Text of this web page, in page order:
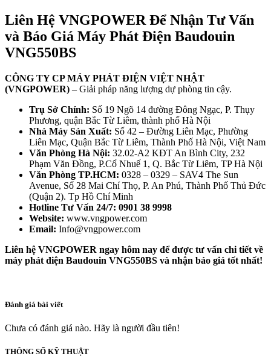
Liên Hệ VNGPOWER Để Nhận Tư Vấn
và Báo Giá Máy Phát Điện Baudouin
VNG550BS
CÔNG TY CP MÁY PHÁT ĐIỆN VIỆT NHẬT
(VNGPOWER) – Giải pháp năng lượng dự phòng tin cậy.
Trụ Sở Chính: Số 19 Ngõ 14 đường Đông Ngạc, P. Thụy
Phương, quận Bắc Từ Liêm, thành phố Hà Nội
Nhà Máy Sản Xuất: Số 42 – Đường Liên Mạc, Phường
Liên Mạc, Quận Bắc Từ Liêm, Thành Phố Hà Nội, Việt Nam
Văn Phòng Hà Nội: 32.02-A2 KĐT An Bình City, 232
Phạm Văn Đồng, P.Cổ Nhuế 1, Q. Bắc Từ Liêm, TP Hà Nội
Văn Phòng TP.HCM: 0328 – 0329 – SAV4 The Sun
Avenue, Số 28 Mai Chí Thọ, P. An Phú, Thành Phố Thủ Đức
(Quận 2). Tp Hồ Chí Minh
Hotline Tư Vấn 24/7: 0901 38 9998
Website: www.vngpower.com
Email: Info@vngpower.com
Liên hệ VNGPOWER ngay hôm nay để được tư vấn chi tiết về
máy phát điện Baudouin VNG550BS và nhận báo giá tốt nhất!
Đánh giá bài viết
Chưa có đánh giá nào. Hãy là người đầu tiên!
THÔNG SỐ KỸ THUẬT